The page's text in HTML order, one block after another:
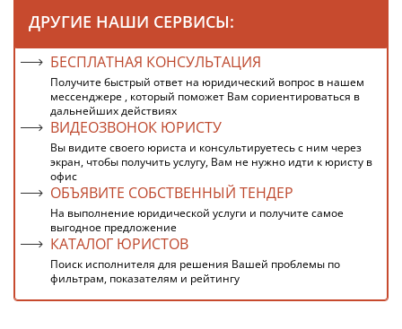
ДРУГИЕ НАШИ СЕРВИСЫ:
БЕСПЛАТНАЯ КОНСУЛЬТАЦИЯ
Получите быстрый ответ на юридический вопрос в нашем
мессенджере , который поможет Вам сориентироваться в
дальнейших действиях
ВИДЕОЗВОНОК ЮРИСТУ
Вы видите своего юриста и консультируетесь с ним через
экран, чтобы получить услугу, Вам не нужно идти к юристу в
офис
ОБЪЯВИТЕ СОБСТВЕННЫЙ ТЕНДЕР
На выполнение юридической услуги и получите самое
выгодное предложение
КАТАЛОГ ЮРИСТОВ
Поиск исполнителя для решения Вашей проблемы по
фильтрам, показателям и рейтингу